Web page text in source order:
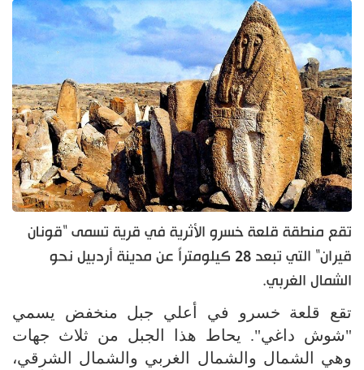
تقع منطقة قلعة خسرو الأثرية في قرية تسمى "قونان
قيران" التي تبعد 28 كيلومتراً عن مدينة أردبيل نحو
الشمال الغربي.
تقع قلعة خسرو في أعلي جبل منخفض يسمي
"شوش داغي". يحاط هذا الجبل من ثلاث جهات
وهي الشمال والشمال الغربي والشمال الشرقي،